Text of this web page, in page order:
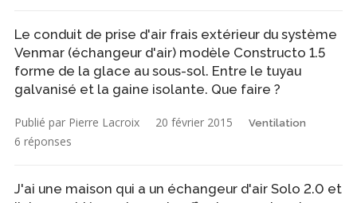
Le conduit de prise d'air frais extérieur du système
Venmar (échangeur d'air) modèle Constructo 1.5
forme de la glace au sous-sol. Entre le tuyau
galvanisé et la gaine isolante. Que faire ?
Publié par Pierre Lacroix 20 février 2015 Ventilation
6 réponses
J'ai une maison qui a un échangeur d'air Solo 2.0 et